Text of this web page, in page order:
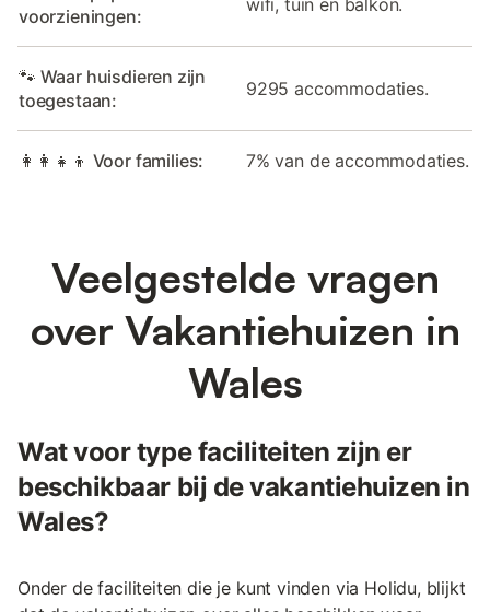
voorzieningen:
🐾 Waar huisdieren zijn
toegestaan:
9295 accommodaties.
👩‍👩‍👧‍👦 Voor families: 7% van de accommodaties.
Veelgestelde vragen
over Vakantiehuizen in
Wales
Wat voor type faciliteiten zijn er
beschikbaar bij de vakantiehuizen in
Wales?
Onder de faciliteiten die je kunt vinden via Holidu, blijkt